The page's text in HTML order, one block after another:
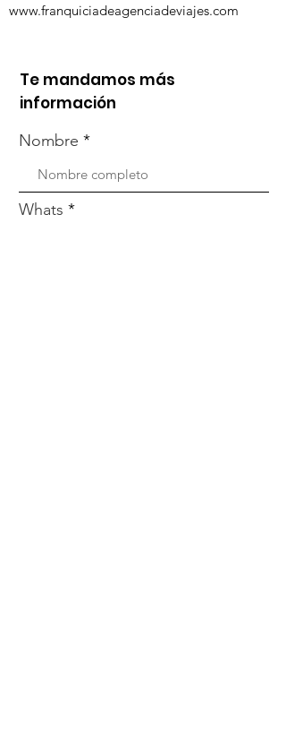
www.franquiciadeagenciadeviajes.com
Te mandamos más
información
Nombre
Whats